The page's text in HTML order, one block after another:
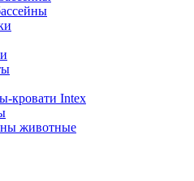
кровати Intex
животные